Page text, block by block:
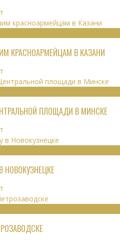
КРАСНОАРМЕЙЦАМ В КАЗАНИ
ПЛОЩАДИ В МИНСКЕ
НОВОКУЗНЕЦКЕ